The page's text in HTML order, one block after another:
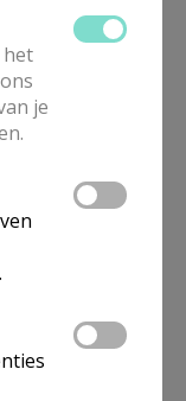
kan
te zijn als C.S.
het Bijbelse
een prachtig
Wie
van zijn of
bij C.S.
het
je